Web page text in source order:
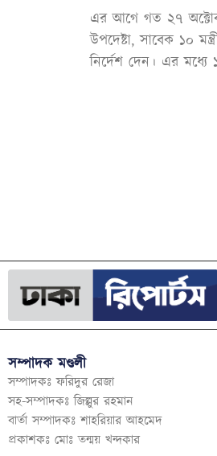
এর আগে গত ২৭
উপদেষ্টা, সাবেক ১০
নির্দেশ দেন। এর
সম্পাদক মণ্ডলী
সম্পাদকঃ ফরিদুর রেজা
সহ-সম্পাদকঃ জিল্লুর রহমান
বার্তা সম্পাদকঃ শাহরিয়ার আহমেদ
প্রকাশকঃ মোঃ তন্ময় খন্দকার